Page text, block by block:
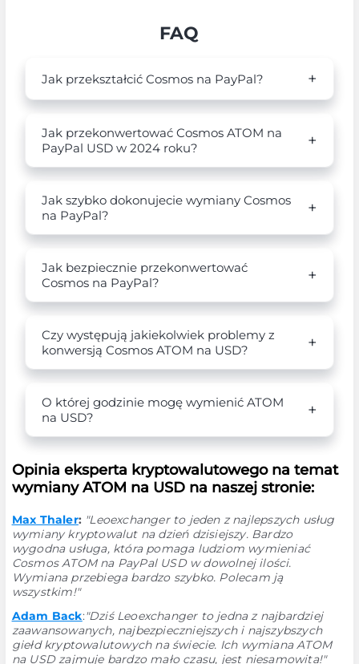
FAQ
Jak przekształcić Cosmos na PayPal?
Jak przekonwertować Cosmos ATOM na
PayPal USD w 2024 roku?
Jak szybko dokonujecie wymiany Cosmos
na PayPal?
Jak bezpiecznie przekonwertować
Cosmos na PayPal?
Czy występują jakiekolwiek problemy z
konwersją Cosmos ATOM na USD?
O której godzinie mogę wymienić ATOM
na USD?
Opinia eksperta kryptowalutowego na temat
wymiany ATOM na USD na naszej stronie:
Max Thaler: "Leoexchanger to jeden z najlepszych usług
wymiany kryptowalut na dzień dzisiejszy. Bardzo
wygodna usługa, która pomaga ludziom wymieniać
Cosmos ATOM na PayPal USD w dowolnej ilości.
Wymiana przebiega bardzo szybko. Polecam ją
wszystkim!"
Adam Back:"Dziś Leoexchanger to jedna z najbardziej
zaawansowanych, najbezpieczniejszych i najszybszych
giełd kryptowalutowych na świecie. Ich wymiana ATOM
na USD zajmuje bardzo mało czasu, jest niesamowita!"